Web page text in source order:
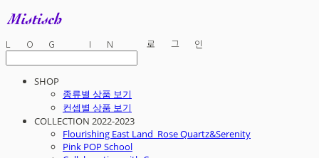
LOG IN 로그인
SHOP
종류별 상품 보기
컨셉별 상품 보기
COLLECTION 2022-2023
Flourishing East Land_Rose Quartz&Serenity
Pink POP School